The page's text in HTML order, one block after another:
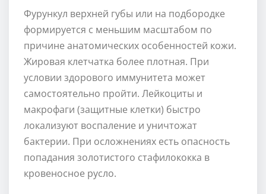
Фурункул верхней губы или на подбородке
формируется с меньшим масштабом по
причине анатомических особенностей кожи.
Жировая клетчатка более плотная. При
условии здорового иммунитета может
самостоятельно пройти. Лейкоциты и
макрофаги (защитные клетки) быстро
локализуют воспаление и уничтожат
бактерии. При осложнениях есть опасность
попадания золотистого стафилококка в
кровеносное русло.